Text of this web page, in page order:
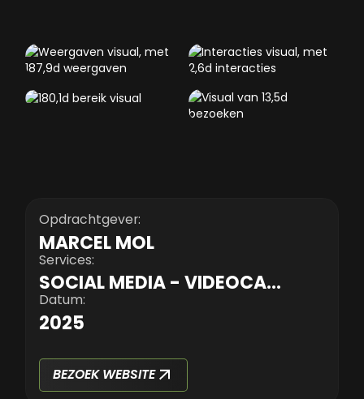
Opdrachtgever:
MARCEL MOL
Services:
SOCIAL MEDIA - VIDEOCAMPAGNES
Datum:
2025
BEZOEK WEBSITE